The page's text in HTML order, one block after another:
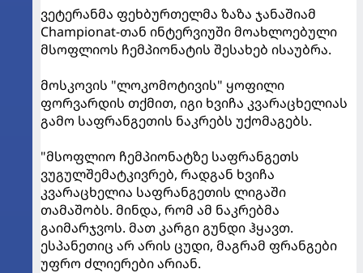
ვეტერანმა ფეხბურთელმა ზაზა ჯანაშიამ
Championat-თან ინტერვიუში მოახლოებული
მსოფლიოს ჩემპიონატის შესახებ ისაუბრა.
მოსკოვის "ლოკომოტივის" ყოფილი
ფორვარდის თქმით, იგი ხვიჩა კვარაცხელიას
გამო საფრანგეთის ნაკრებს უქომაგებს.
"მსოფლიო ჩემპიონატზე საფრანგეთს
ვუგულშემატკივრებ, რადგან ხვიჩა
კვარაცხელია საფრანგეთის ლიგაში
თამაშობს. მინდა, რომ ამ ნაკრებმა
გაიმარჯვოს. მათ კარგი გუნდი ჰყავთ.
ესპანეთიც არ არის ცუდი, მაგრამ ფრანგები
უფრო ძლიერები არიან.